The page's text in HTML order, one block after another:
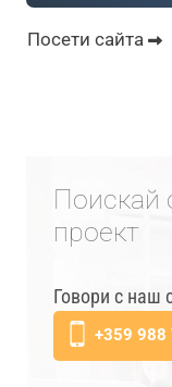
Посети сайта
Поискай
проект
Говори с наш
+359 988